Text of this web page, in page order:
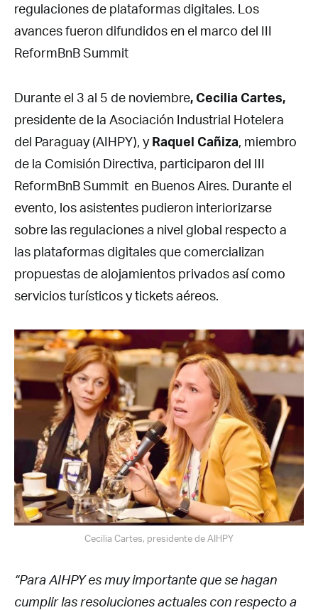
regulaciones de plataformas digitales. Los
avances fueron difundidos en el marco del III
ReformBnB Summit
Durante el 3 al 5 de noviembre, Cecilia Cartes,
presidente de la Asociación Industrial Hotelera
del Paraguay (AIHPY), yRaquel Cañiza, miembro
de la Comisión Directiva, participaron del III
ReformBnB Summit en Buenos Aires. Durante el
evento, los asistentes pudieron interiorizarse
sobre las regulaciones a nivel global respecto a
las plataformas digitales que comercializan
propuestas de alojamientos privados así como
servicios turísticos y tickets aéreos.
Cecilia Cartes, presidente de AIHPY
“Para AIHPY es muy importante que se hagan
cumplir las resoluciones actuales con respecto a